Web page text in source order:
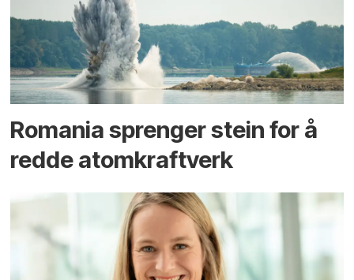
Romania sprenger stein for å
redde atomkraftverk